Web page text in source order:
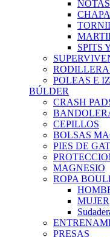
SPITS
POLEAS E
BÚLDER
CRASH
CEPILLOS
BOLSAS
PIES DE
MAGNESIO
ROPA
MUJER
PRESAS